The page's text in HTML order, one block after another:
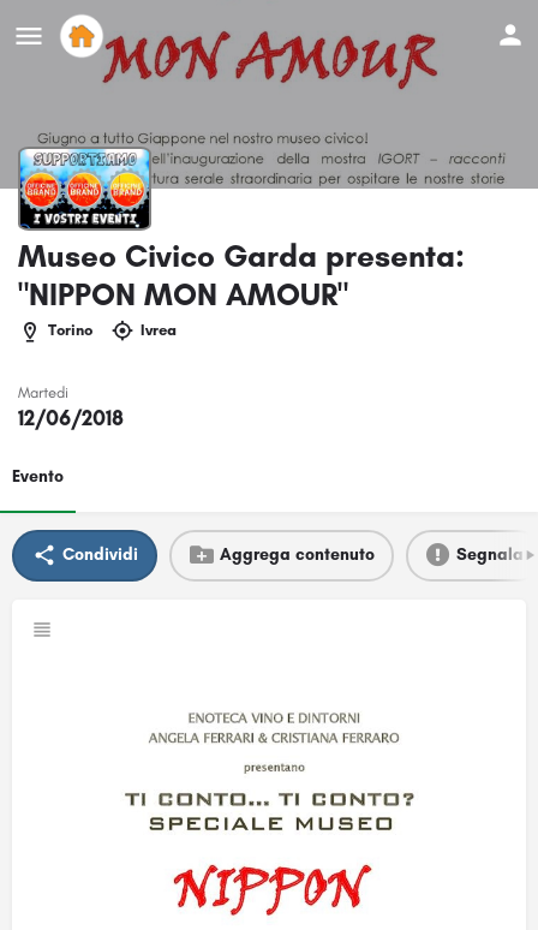
Museo Civico Garda presenta:
"NIPPON MON AMOUR"
Torino Ivrea
Martedi
12/06/2018
Evento
Condividi Aggrega contenuto Segnala